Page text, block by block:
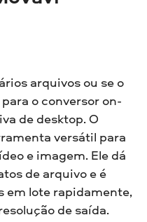
arquivos ou se o
o conversor on-
de desktop. O
versátil para
e imagem. Ele dá
de arquivo e é
em lote rapidamente,
de saída.